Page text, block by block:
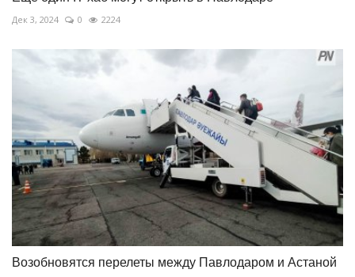
Дек 3, 2024 0 2224
Возобновятся перелеты между Павлодаром и Астаной